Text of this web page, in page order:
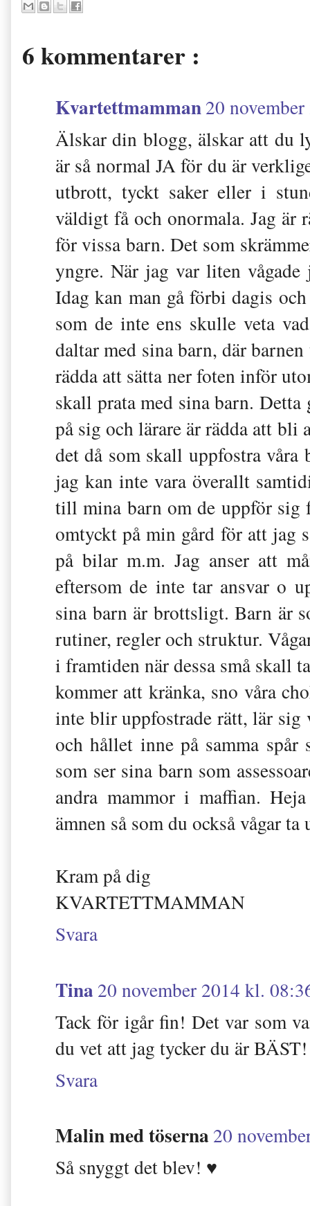
6 kommentarer :
Kvartettmamman20
Älskar din blogg, älskar att du
är så normal JA för du är
utbrott, tyckt saker eller i
väldigt få och onormala. Jag är
för vissa barn. Det som
yngre. När jag var liten
Idag kan man gå förbi dagis
som de inte ens skulle veta
daltar med sina barn, där
rädda att sätta ner foten inför
skall prata med sina barn.
på sig och lärare är rädda att bli
det då som skall uppfostra våra
jag kan inte vara överallt
till mina barn om de uppför
omtyckt på min gård för att jag
på bilar m.m. Jag anser att
eftersom de inte tar ansvar o
sina barn är brottsligt. Barn är
rutiner, regler och struktur.
i framtiden när dessa små skall
kommer att kränka, sno våra
inte blir uppfostrade rätt, lär sig
och hållet inne på samma spår
som ser sina barn som
andra mammor i maffian.
ämnen så som du också vågar ta
Kram på dig
KVARTETTMAMMAN
Svara
Tina20 november 2014 kl.
Tack för igår fin! Det var som
du vet att jag tycker du är
Svara
Malin med töserna20
Så snyggt det blev! ♥